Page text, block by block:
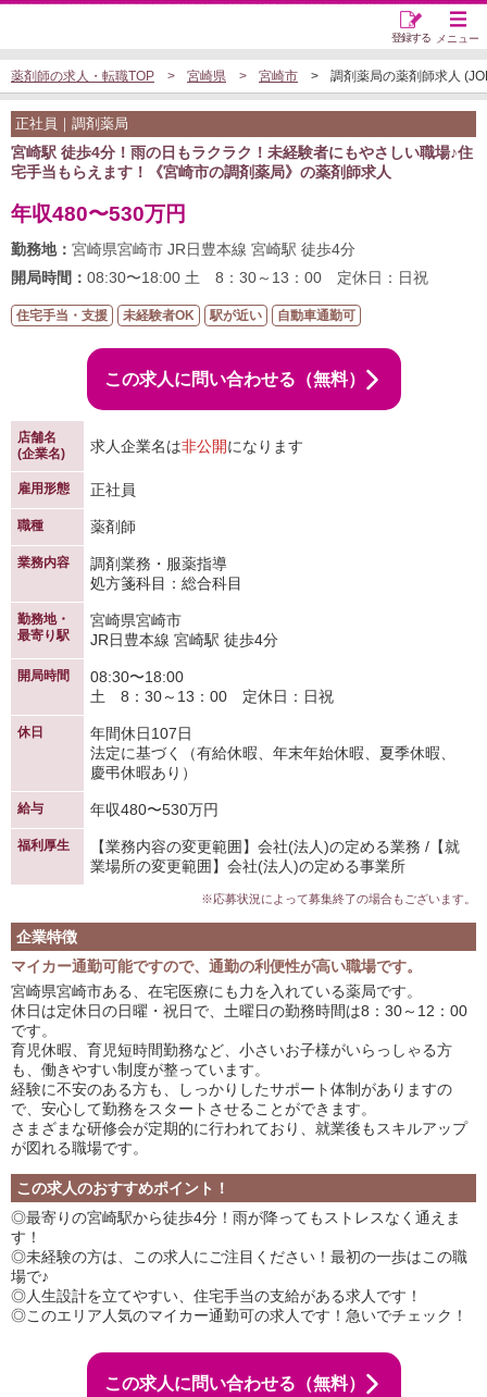
メニュー
登録する
薬剤師の求人・転職TOP 宮崎県 宮崎市 調剤薬局の薬剤師求人
正社員｜調剤薬局
宮崎駅 徒歩4分！雨の日もラクラク！未経験者にもやさしい職場♪住
宅手当もらえます！《宮崎市の調剤薬局》の薬剤師求人
年収480〜530万円
勤務地： 宮崎県宮崎市 JR日豊本線 宮崎駅 徒歩4分
開局時間： 08:30〜18:00 土 8：30～13：00 定休日：日祝
住宅手当・支援 未経験者OK 駅が近い 自動車通勤可
この求人に問い合わせる（無料）
店舗名
(企業名)
求人企業名は非公開になります
雇用形態 正社員
職種 薬剤師
業務内容
調剤業務・服薬指導
処方箋科目：総合科目
勤務地・
最寄り駅
宮崎県宮崎市
JR日豊本線 宮崎駅 徒歩4分
開局時間
08:30〜18:00
土 8：30～13：00 定休日：日祝
休日
年間休日107日
法定に基づく（有給休暇、年末年始休暇、夏季休暇、
慶弔休暇あり）
給与 年収480〜530万円
福利厚生
【業務内容の変更範囲】会社(法人)の定める業務 /【就
業場所の変更範囲】会社(法人)の定める事業所
※応募状況によって募集終了の場合もございます。
企業特徴
マイカー通勤可能ですので、通勤の利便性が高い職場です。
宮崎県宮崎市ある、在宅医療にも力を入れている薬局です。
休日は定休日の日曜・祝日で、土曜日の勤務時間は8：30～12：00
です。
育児休暇、育児短時間勤務など、小さいお子様がいらっしゃる方
も、働きやすい制度が整っています。
経験に不安のある方も、しっかりしたサポート体制がありますの
で、安心して勤務をスタートさせることができます。
さまざまな研修会が定期的に行われており、就業後もスキルアップ
が図れる職場です。
この求人のおすすめポイント！
◎最寄りの宮崎駅から徒歩4分！雨が降ってもストレスなく通えま
す！
◎未経験の方は、この求人にご注目ください！最初の一歩はこの職
場で♪
◎人生設計を立てやすい、住宅手当の支給がある求人です！
◎このエリア人気のマイカー通勤可の求人です！急いでチェック！
この求人に問い合わせる（無料）